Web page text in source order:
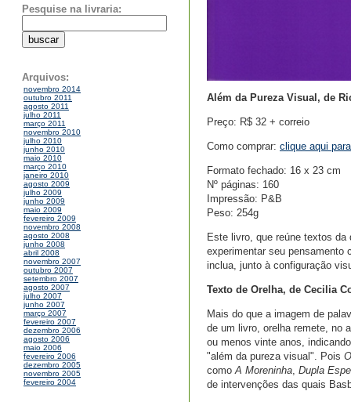
Pesquise na livraria:
Arquivos:
novembro 2014
outubro 2011
agosto 2011
julho 2011
março 2011
novembro 2010
julho 2010
junho 2010
maio 2010
março 2010
janeiro 2010
agosto 2009
julho 2009
junho 2009
maio 2009
fevereiro 2009
novembro 2008
agosto 2008
junho 2008
abril 2008
novembro 2007
outubro 2007
setembro 2007
agosto 2007
julho 2007
junho 2007
março 2007
fevereiro 2007
dezembro 2006
agosto 2006
maio 2006
fevereiro 2006
dezembro 2005
novembro 2005
fevereiro 2004
Além da Pureza Visual, de
Preço: R$ 32 + correio
Como comprar: clique aqui
Formato fechado: 16 x 23 cm
Nº páginas: 160
Impressão: P&B
Peso: 254g
Este livro, que reúne textos
experimentar seu pensamento
inclua, junto à configuração
Texto de Orelha, de Cecilia
Mais do que a imagem de
de um livro, orelha remete, no
ou menos vinte anos,
"além da pureza visual". Pois
comoA Moreninha, Dupla
de intervenções das quais